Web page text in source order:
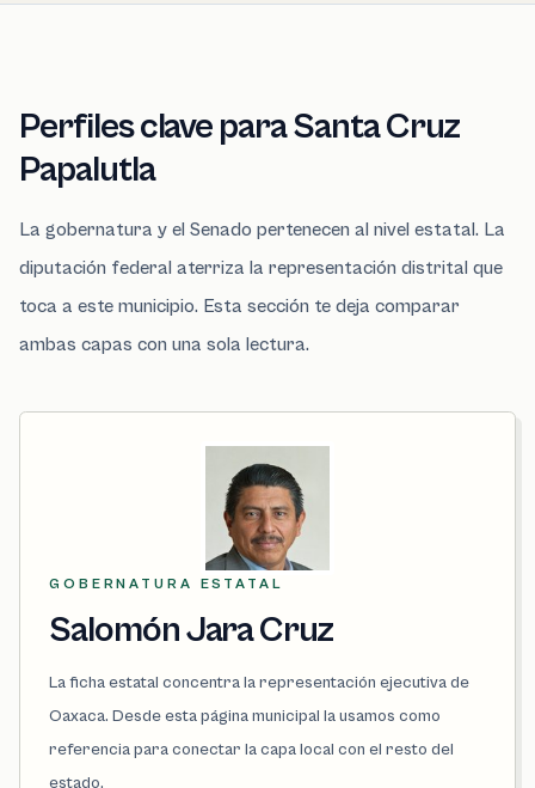
Perfiles clave para Santa Cruz
Papalutla
La gobernatura y el Senado pertenecen al nivel estatal. La
diputación federal aterriza la representación distrital que
toca a este municipio. Esta sección te deja comparar
ambas capas con una sola lectura.
GOBERNATURA ESTATAL
Salomón Jara Cruz
La ficha estatal concentra la representación ejecutiva de
Oaxaca. Desde esta página municipal la usamos como
referencia para conectar la capa local con el resto del
estado.